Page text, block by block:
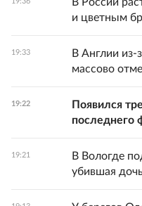
и цветным
19:33
В Англии из-
массово
19:22
Появился
последнего
19:21
В Вологде
убившая